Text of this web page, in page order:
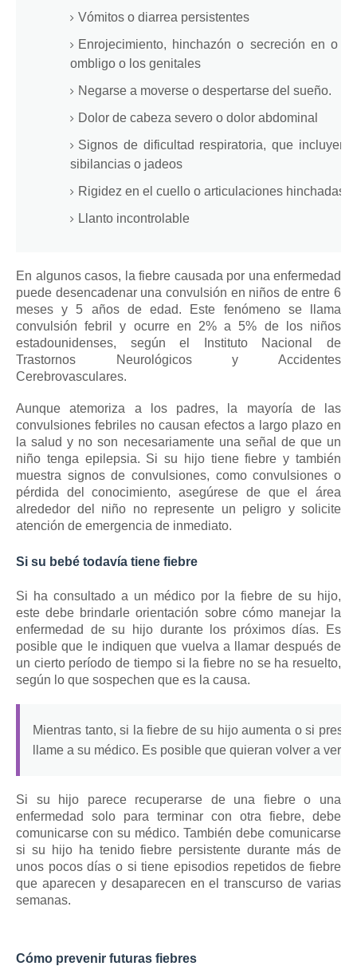
Vómitos o diarrea persistentes
Enrojecimiento, hinchazón o secreción en o
ombligo o los genitales
Negarse a moverse o despertarse del sueño.
Dolor de cabeza severo o dolor abdominal
Signos de dificultad respiratoria, que incluyen
sibilancias o jadeos
Rigidez en el cuello o articulaciones hinchadas
Llanto incontrolable
En algunos casos, la fiebre causada por una enfermedad
puede desencadenar una convulsión en niños de entre 6
meses y 5 años de edad. Este fenómeno se llama
convulsión febril y ocurre en 2% a 5% de los niños
estadounidenses, según el Instituto Nacional de
Trastornos Neurológicos y Accidentes
Cerebrovasculares.
Aunque atemoriza a los padres, la mayoría de las
convulsiones febriles no causan efectos a largo plazo en
la salud y no son necesariamente una señal de que un
niño tenga epilepsia. Si su hijo tiene fiebre y también
muestra signos de convulsiones, como convulsiones o
pérdida del conocimiento, asegúrese de que el área
alrededor del niño no represente un peligro y solicite
atención de emergencia de inmediato.
Si su bebé todavía tiene fiebre
Si ha consultado a un médico por la fiebre de su hijo,
este debe brindarle orientación sobre cómo manejar la
enfermedad de su hijo durante los próximos días.
Es
posible que le indiquen que vuelva a llamar después de
un cierto período de tiempo si la fiebre no se ha resuelto,
según lo que sospechen que es la causa.
Mientras tanto, si la fiebre de su hijo aumenta o si
llame a su médico. Es posible que quieran volver a ver
Si su hijo parece recuperarse de una fiebre o una
enfermedad solo para terminar con otra fiebre, debe
comunicarse con su médico. También debe comunicarse
si su hijo ha tenido fiebre persistente durante más de
unos pocos días o si tiene episodios repetidos de fiebre
que aparecen y desaparecen en el transcurso de varias
semanas.
Cómo prevenir futuras fiebres